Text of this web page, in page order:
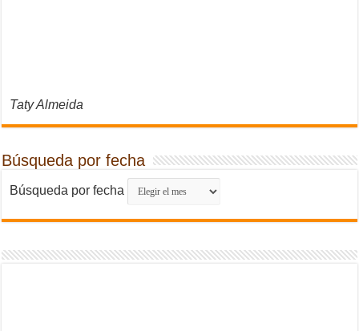
Taty Almeida
Búsqueda por fecha
Búsqueda por fecha